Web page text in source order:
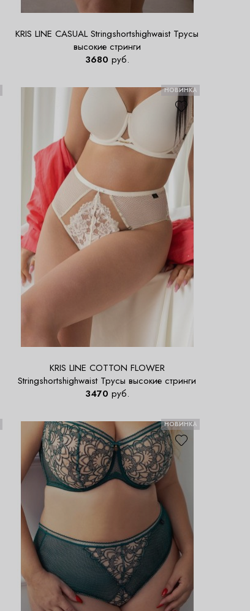
KRIS LINE CASUAL Stringshortshighwaist Трусы
высокие стринги
3680 руб.
НОВИНКА
KRIS LINE COTTON FLOWER
Stringshortshighwaist Трусы высокие стринги
3470 руб.
НОВИНКА